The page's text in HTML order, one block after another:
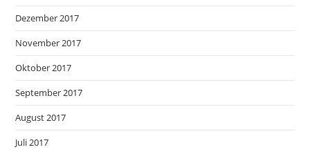
Dezember 2017
November 2017
Oktober 2017
September 2017
August 2017
Juli 2017